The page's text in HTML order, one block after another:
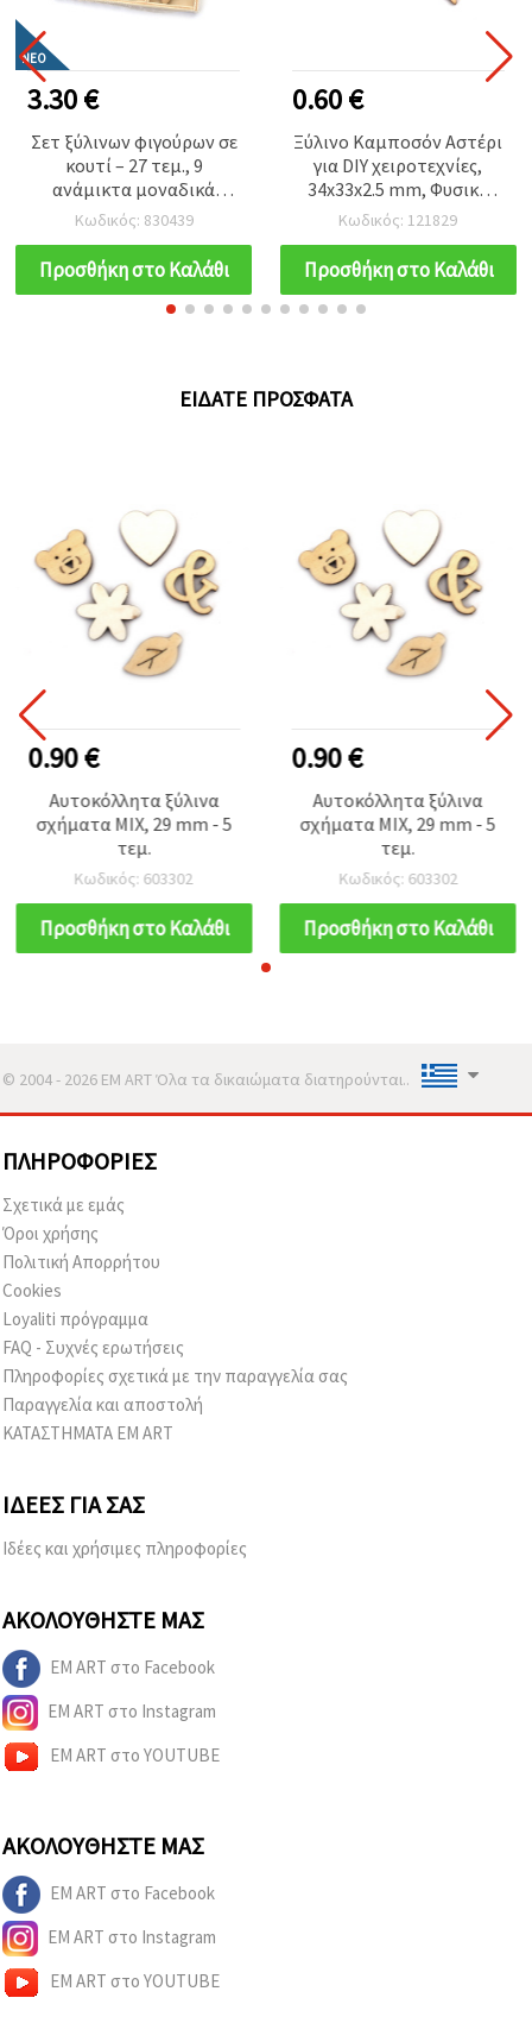
ΝΈΟ
3.30 €
Σετ ξύλινων φιγούρων σε
κουτί – 27 τεμ., 9
ανάμικτα μοναδικά
σχέδια, διαστάσεις 20–29
x 12–31 x 3 mm – ιδανικό
για διακόσμηση,
scrapbooking, τύλιγμα
δώρων και DIY
Κωδικός: 830439
Προσθήκη στο Καλάθι
0.60 €
Ξύλινο Καμποσόν Αστέρι
για DIY χειροτεχνίες,
34x33x2.5 mm, Φυσικό
Χρώμα Ξύλου - 10
τεμάχια
Κωδικός: 121829
Προσθήκη στο Καλάθι
ΕΊΔΑΤΕ ΠΡΌΣΦΑΤΑ
0.90 €
Αυτοκόλλητα ξύλινα
σχήματα MIX, 29 mm - 5
τεμ.
Κωδικός: 603302
Προσθήκη στο Καλάθι
0.90 €
Αυτοκόλλητα ξύλινα
σχήματα MIX, 29 mm - 5
τεμ.
Κωδικός: 603302
Προσθήκη στο Καλάθι
© 2004 - 2026 EM ART Όλα τα δικαιώματα διατηρούνται..
ΠΛΗΡΟΦΟΡΊΕΣ
Σχετικά με εμάς
Όροι χρήσης
Πολιτική Απορρήτου
Cookies
Loyaliti πρόγραμμα
FAQ - Συχνές ερωτήσεις
Πληροφορίες σχετικά με την παραγγελία σας
Παραγγελία και αποστολή
ΚΑΤΑΣΤΗΜΑΤΑ EM ART
ΙΔΈΕΣ ΓΙΑ ΣΑΣ
Ιδέες και χρήσιμες πληροφορίες
ΑΚΟΛΟΥΘΉΣΤΕ ΜΑΣ
EM ART στο Facebook
EM ART στο Instagram
EM ART στο YOUTUBE
ΑΚΟΛΟΥΘΉΣΤΕ ΜΑΣ
EM ART στο Facebook
EM ART στο Instagram
EM ART στο YOUTUBE